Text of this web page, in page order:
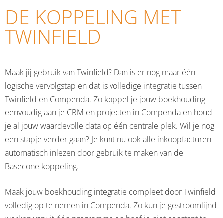
DE KOPPELING MET
TWINFIELD
Maak jij gebruik van Twinfield? Dan is er nog maar één
logische vervolgstap en dat is volledige integratie tussen
Twinfield en Compenda. Zo koppel je jouw boekhouding
eenvoudig aan je CRM en projecten in Compenda en houd
je al jouw waardevolle data op één centrale plek. Wil je nog
een stapje verder gaan? Je kunt nu ook alle inkoopfacturen
automatisch inlezen door gebruik te maken van de
Basecone koppeling.
Maak jouw boekhouding integratie compleet door Twinfield
volledig op te nemen in Compenda. Zo kun je gestroomlijnd